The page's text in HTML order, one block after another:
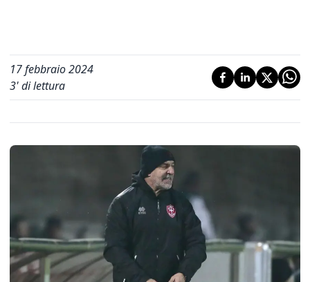
17 febbraio 2024
3' di lettura